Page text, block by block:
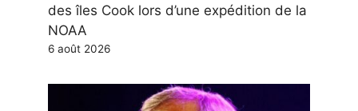
des îles Cook lors d’une expédition de la
NOAA
6 août 2026